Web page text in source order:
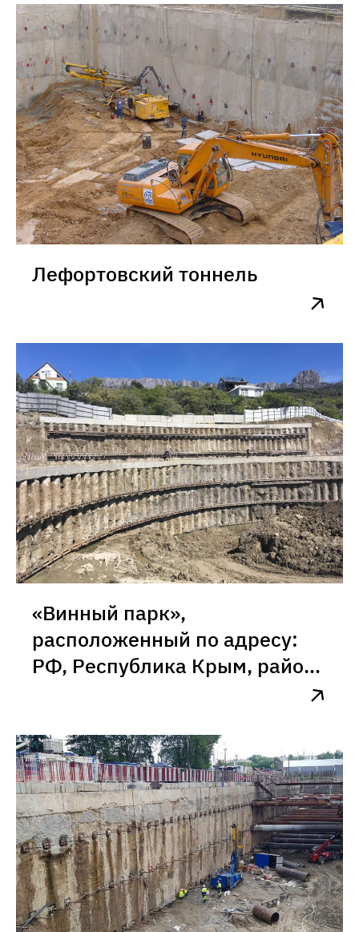
им. Э.А. Стрельцова,
тренировочные поля на
земельном участке с
кадастровым номером
77:05:0002001:10518,
расположенного по адресу: г.
Москва, ул. Восточная, влд.
4А
Лефортовский тоннель
«Винный парк»,
расположенный по адресу:
РФ, Республика Крым, район